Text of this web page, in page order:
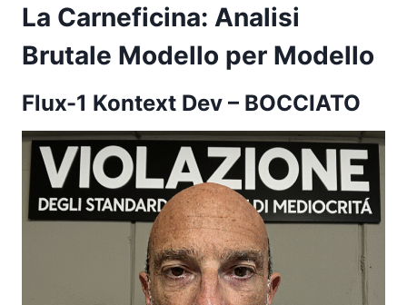
La Carneficina: Analisi
Brutale Modello per Modello
Flux-1 Kontext Dev – BOCCIATO​